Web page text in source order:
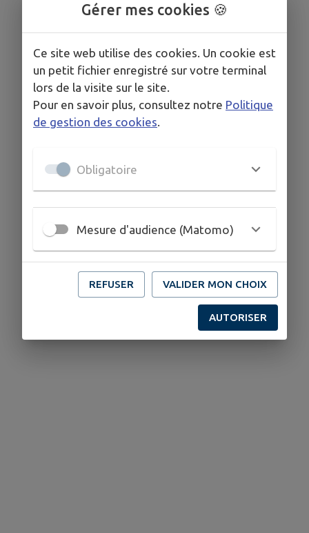
Gérer mes cookies 🍪
Ce site web utilise des cookies. Un cookie est
un petit fichier enregistré sur votre terminal
lors de la visite sur le site.
Pour en savoir plus, consultez notre Politique
de gestion des cookies.
Obligatoire
Mesure d'audience (Matomo)
REFUSER VALIDER MON CHOIX
AUTORISER